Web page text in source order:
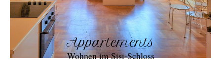
Appartements
Wohnen im Sisi-Schloss